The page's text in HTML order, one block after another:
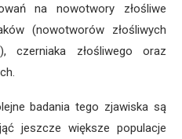
na nowotwory złośliwe
(nowotworów złośliwych
czerniaka złośliwego oraz
badania tego zjawiska są
jeszcze większe populacje